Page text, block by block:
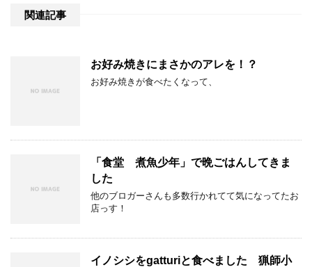
関連記事
お好み焼きにまさかのアレを！？
お好み焼きが食べたくなって、
「食堂 煮魚少年」で晩ごはんしてきま
した
他のブロガーさんも多数行かれてて気になってたお
店っす！
イノシシをgatturiと食べました 猟師小